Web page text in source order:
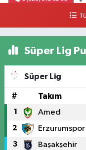
Süper Lig
Süper Lig
# Takım
1 Amed
2 Erzurumspor
3 Başakşehir